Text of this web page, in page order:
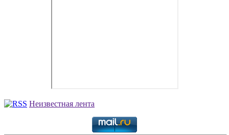
Неизвестная лента